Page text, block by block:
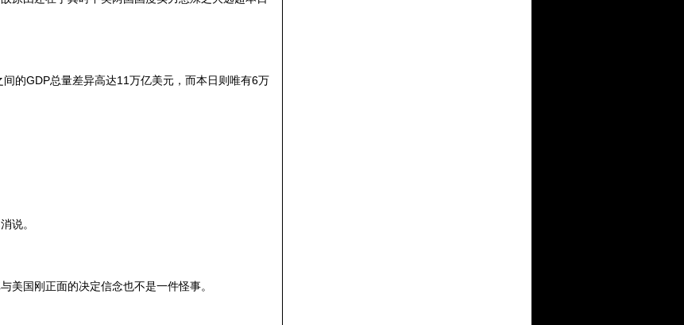
的GDP总量差异高达11万亿美元，而本日则唯有6万
说。
美国刚正面的决定信念也不是一件怪事。